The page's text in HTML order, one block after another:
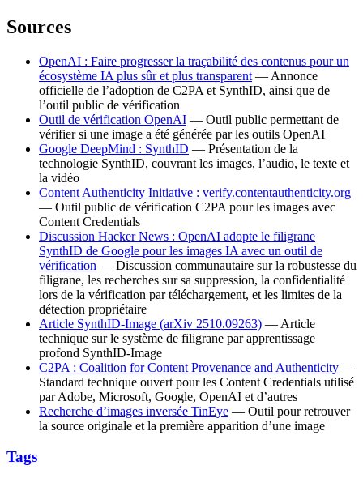
Sources
OpenAI : Faire progresser la traçabilité des contenus pour un
écosystème IA plus sûr et plus transparent — Annonce
officielle de l’adoption de C2PA et SynthID, ainsi que de
l’outil public de vérification
Outil de vérification OpenAI — Outil public permettant de
vérifier si une image a été générée par les outils OpenAI
Google DeepMind : SynthID — Présentation de la
technologie SynthID, couvrant les images, l’audio, le texte et
la vidéo
Content Authenticity Initiative : verify.contentauthenticity.org
— Outil public de vérification C2PA pour les images avec
Content Credentials
Discussion Hacker News : OpenAI adopte le filigrane
SynthID de Google pour les images IA avec un outil de
vérification — Discussion communautaire sur la robustesse du
filigrane, les recherches sur sa suppression, la confidentialité
lors de la vérification par téléchargement, et les limites de la
détection propriétaire
Article SynthID-Image (arXiv 2510.09263) — Article
technique sur le système de filigrane par apprentissage
profond SynthID-Image
C2PA : Coalition for Content Provenance and Authenticity —
Standard technique ouvert pour les Content Credentials utilisé
par Adobe, Microsoft, Google, OpenAI et d’autres
Recherche d’images inversée TinEye — Outil pour retrouver
la source originale et la première apparition d’une image
Tags